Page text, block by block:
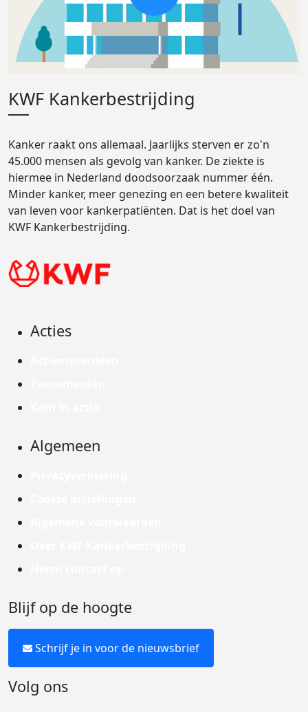
KWF Kankerbestrijding
Kanker raakt ons allemaal. Jaarlijks sterven er zo'n
45.000 mensen als gevolg van kanker. De ziekte is
hiermee in Nederland doodsoorzaak nummer één.
Minder kanker, meer genezing en een betere kwaliteit
van leven voor kankerpatiënten. Dat is het doel van
KWF Kankerbestrijding.
Acties
Algemeen
Blijf op de hoogte
Schrijf je in voor de nieuwsbrief
Volg ons